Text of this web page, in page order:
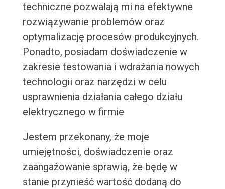
techniczne pozwalają mi na efektywne
rozwiązywanie problemów oraz
optymalizację procesów produkcyjnych.
Ponadto, posiadam doświadczenie w
zakresie testowania i wdrażania nowych
technologii oraz narzędzi w celu
usprawnienia działania całego działu
elektrycznego w firmie
Jestem przekonany, że moje
umiejętności, doświadczenie oraz
zaangażowanie sprawią, że będę w
stanie przynieść wartość dodaną do